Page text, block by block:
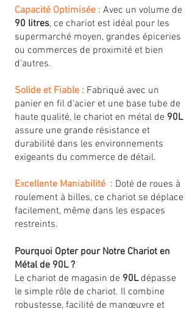
Capacité Optimisée : Avec un volume de
90 litres, ce chariot est idéal pour les
supermarché moyen, grandes épiceries
ou commerces de proximité et bien
d'autres.
Solide et Fiable : Fabriqué avec un
panier en fil d'acier et une base tube de
haute qualité, le chariot en métal de 90L
assure une grande résistance et
durabilité dans les environnements
exigeants du commerce de détail.
Excellente Maniabilité : Doté de roues à
roulement à billes, ce chariot se déplace
facilement, même dans les espaces
restreints.
Pourquoi Opter pour Notre Chariot en
Métal de 90L ?
Le chariot de magasin de 90Ldépasse
le simple rôle de chariot. Il combine
robustesse, facilité de manœuvre et